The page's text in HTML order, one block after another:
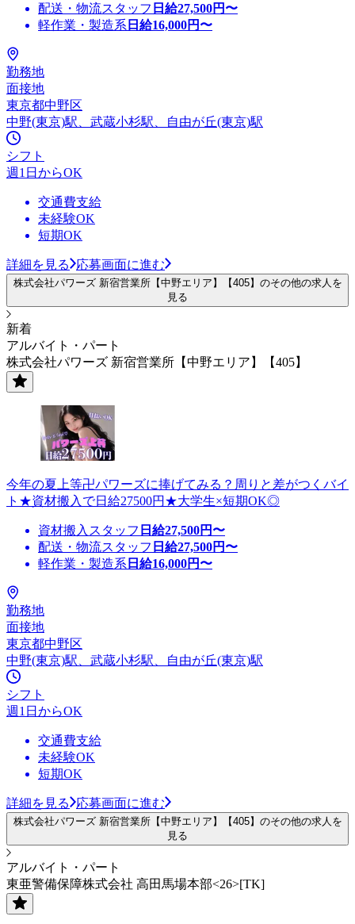
配送・物流スタッフ 日給27,500円〜
軽作業・製造系 日給16,000円〜
勤務地
面接地
東京都中野区
中野(東京)駅、武蔵小杉駅、自由が丘(東京)駅
シフト
週1日からOK
交通費支給
未経験OK
短期OK
詳細を見る 応募画面に進む
株式会社パワーズ 新宿営業所【中野エリア】【405】のその他の求人を
見る
新着
アルバイト・パート
株式会社パワーズ 新宿営業所【中野エリア】【405】
今年の夏上等卍パワーズに捧げてみる？周りと差がつくバイ
ト★資材搬入で日給27500円★大学生×短期OK◎
資材搬入スタッフ 日給27,500円〜
配送・物流スタッフ 日給27,500円〜
軽作業・製造系 日給16,000円〜
勤務地
面接地
東京都中野区
中野(東京)駅、武蔵小杉駅、自由が丘(東京)駅
シフト
週1日からOK
交通費支給
未経験OK
短期OK
詳細を見る 応募画面に進む
株式会社パワーズ 新宿営業所【中野エリア】【405】のその他の求人を
見る
アルバイト・パート
東亜警備保障株式会社 高田馬場本部<26>[TK]